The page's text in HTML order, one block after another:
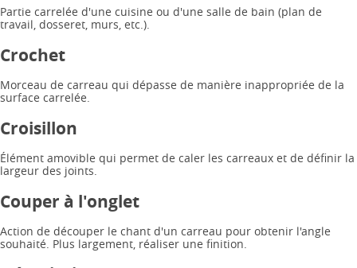
Partie carrelée d'une cuisine ou d'une salle de bain (plan de
travail, dosseret, murs, etc.).
Crochet
Morceau de carreau qui dépasse de manière inappropriée de la
surface carrelée.
Croisillon
Élément amovible qui permet de caler les carreaux et de définir la
largeur des joints.
Couper à l'onglet
Action de découper le chant d'un carreau pour obtenir l'angle
souhaité. Plus largement, réaliser une finition.